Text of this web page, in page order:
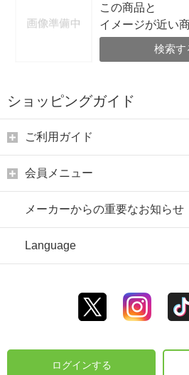
この商品と
イメージが近い
検索す
ショッピングガイド
ご利用ガイド
会員メニュー
メーカーからの重要なお知らせ
Language
ログインする